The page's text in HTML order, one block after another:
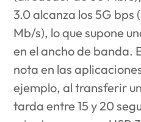
3.0 alcanza los 5G bps
Mb/s), lo que supone
en el ancho de banda.
nota en las
ejemplo, al transferir
tarda entre 15 y 20